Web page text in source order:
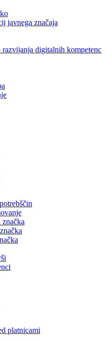
javnega značaja
razvijanja digitalnih kompetenc
značka
platnicami